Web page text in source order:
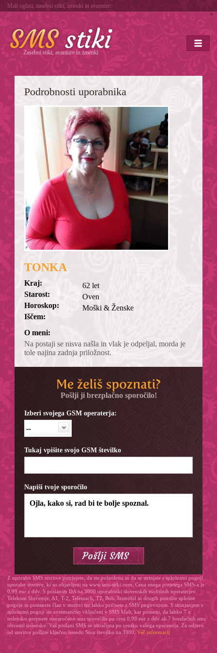
Mali oglasi, zasebni stiki, zmenki in avanture.
Zasebni stiki, avanture in zmenki
Podrobnosti uporabnika
TONKA
Kraj:
Starost:
Horoskop:
Iščem:
62 let
Oven
Moški & Ženske
O meni:
Na postaji se nisva našla in vlak je odpeljal, morda je
tole najina zadnja priložnost.
Pošlji ji brezplačno sporočilo!
Izberi svojega GSM operaterja:
--
Tukaj vpišite svojo GSM številko
Napiši tvoje sporočilo
Z uporabo SMS storitve potrjujete, da ste polnoletni in da se strinjate s splošnimi pogoji
uporabe storitve, ki so objavljeni na www.sms-stiki.com. Cena enega prejetega SMS-a je
0,99 eur z ddv. S poslanim DA na 3900 uporabniki slovenskih mobilnih operaterjev
Telekom Slovenije, A1, T-2, Telemach, T2, Bob, Izimobil in drugih potrdite splošne
pogoje in postanete član v storitvi ter lahko pričnete z SMS pogovorom. S strinjanjem s
splošnimi pogoji ste avtomatično vključeni v SMS klub, kar pomeni, da lahko 7 x
tedensko prejmete nenaročeno sms sporočilo po ceni 0,99 eur z ddv ali 7 brezlačnih sms
obvestil tedensko. Vaš poslani SMS se obračuna po ceniku vašega operaterja. Za odjavo
od storitve pošljite ključno besedo Stop številko na 3900. Več informacij
*